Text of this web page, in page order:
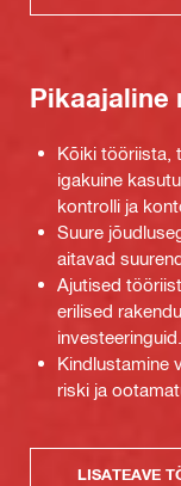
Pikaajaline
Kõiki tööriista,
igakuine
kontrolli ja
Suure
aitavad
Ajutised
erilised
investeeringuid.
Kindlustamine
riski ja
LISATEAVE